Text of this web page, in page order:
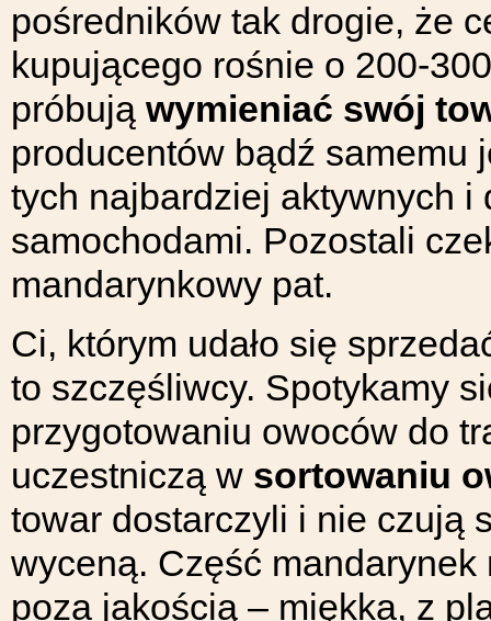
pośredników tak drogie, że
kupującego rośnie o 200-
próbują wymieniać swój
producentów bądź samemu
tych najbardziej aktywnych i
samochodami. Pozostali
mandarynkowy pat.
Ci, którym udało się
to szczęśliwcy. Spotykamy
przygotowaniu owoców do
uczestniczą w sortowaniu
towar dostarczyli i nie czują
wyceną. Część
poza jakością – miękka, z